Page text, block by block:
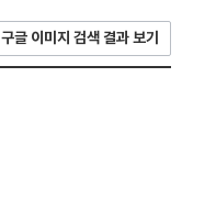
구글 이미지 검색 결과 보기